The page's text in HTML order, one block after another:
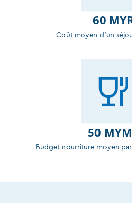
60
Coût moyen d'un
50
Budget nourriture moyen